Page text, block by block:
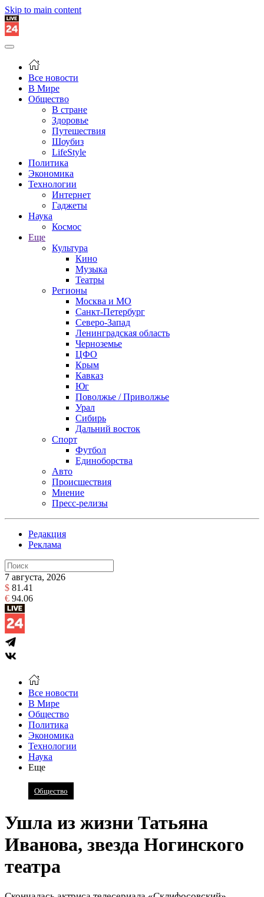
Skip to main content
Все новости
В Мире
Общество
В стране
Здоровье
Путешествия
Шоубиз
LifeStyle
Политика
Экономика
Технологии
Интернет
Гаджеты
Наука
Космос
Еще
Культура
Кино
Музыка
Театры
Регионы
Москва и МО
Санкт-Петербург
Северо-Запад
Ленинградская область
Черноземье
ЦФО
Крым
Кавказ
Юг
Поволжье / Приволжье
Урал
Сибирь
Дальний восток
Спорт
Футбол
Единоборства
Авто
Происшествия
Мнение
Пресс-релизы
Редакция
Реклама
7 августа, 2026
$ 81.41
€ 94.06
Все новости
В Мире
Общество
Политика
Экономика
Технологии
Наука
Еще
Общество
Ушла из жизни Татьяна
Иванова, звезда Ногинского
театра